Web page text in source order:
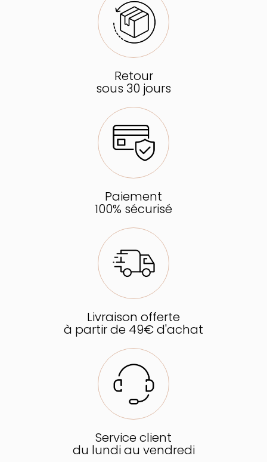
Retour
sous 30 jours
Paiement
100% sécurisé
Livraison offerte
à partir de 49€ d'achat
Service client
du lundi au vendredi